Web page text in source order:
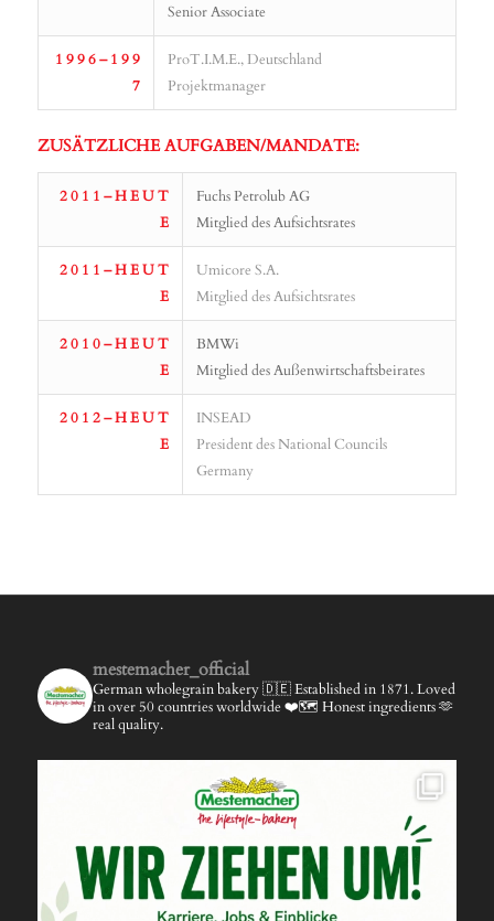
Senior Associate
1 9 9 6 – 1 9 9
7
ProT.I.M.E., Deutschland
Projektmanager
ZUSÄTZLICHE AUFGABEN/MANDATE:
2 0 1 1 – H E U T
E
Fuchs Petrolub AG
Mitglied des Aufsichtsrates
2 0 1 1 – H E U T
E
Umicore S.A.
Mitglied des Aufsichtsrates
2 0 1 0 – H E U T
E
BMWi
Mitglied des Außenwirtschaftsbeirates
2 0 1 2 – H E U T
E
INSEAD
President des National Councils
Germany
mestemacher_official
German wholegrain bakery 🇩🇪Established in 1871.Loved
in over 50 countries worldwide ❤️🗺️ Honest ingredients 🫶
real quality.